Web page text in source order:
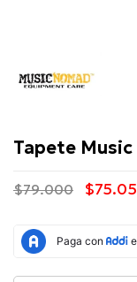
Tapete
$79.000